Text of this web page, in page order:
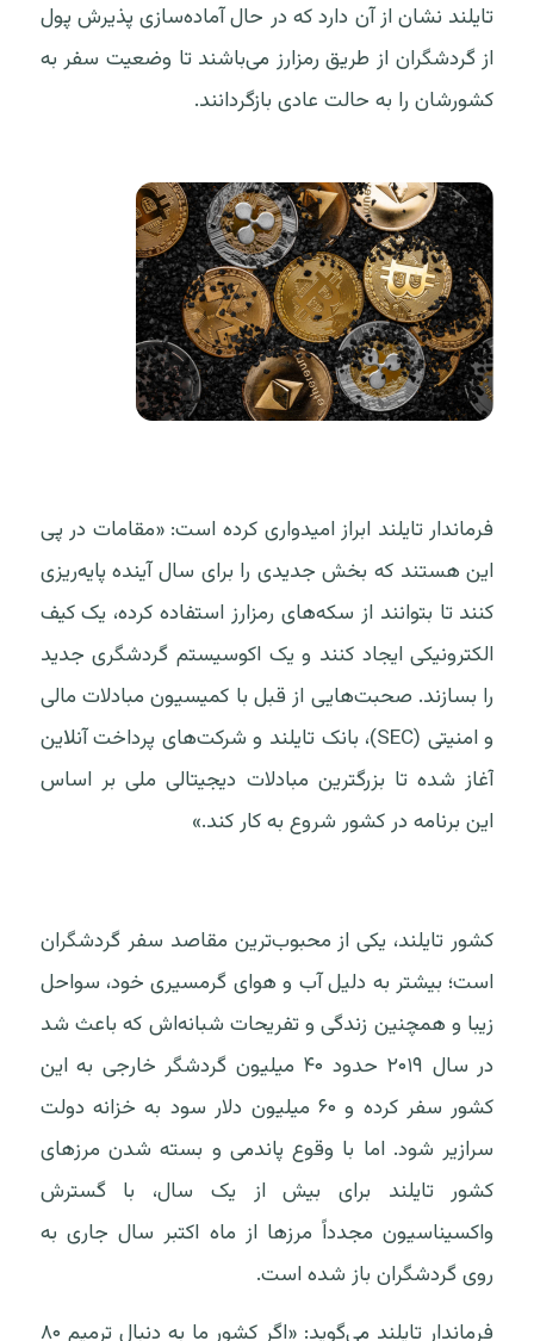
تایلند نشان از آن دارد که در حال آماده‌سازی پذیرش پول
از گردشگران از طریق رمزارز می‌باشند تا وضعیت سفر به
کشورشان را به حالت عادی بازگردانند.
فرماندار تایلند ابراز امیدواری کرده است: «مقامات در پی
این هستند که بخش جدیدی را برای سال آینده پایه‌ریزی
کنند تا بتوانند از سکه‌های رمزارز استفاده کرده، یک کیف
الکترونیکی ایجاد کنند و ‌یک اکوسیستم گردشگری جدید
را بسازند. صحبت‌هایی از قبل با کمیسیون مبادلات مالی
و امنیتی (SEC)، بانک تایلند و شرکت‌های پرداخت آنلاین
آغاز شده تا بزرگترین مبادلات دیجیتالی ملی بر اساس
این برنامه در کشور شروع به کار کند.»
کشور تایلند، یکی از محبوب‌ترین مقاصد سفر گردشگران
است؛ بیشتر به دلیل آب و هوای گرمسیری خود، سواحل
زیبا و همچنین زندگی و تفریحات شبانه‌اش که باعث شد
در سال ۲۰۱۹ حدود ۴۰ میلیون گردشگر خارجی به این
کشور سفر کرده و ۶۰ میلیون دلار سود به خزانه دولت
سرازیر شود. اما با وقوع پاندمی و بسته شدن مرزهای
کشور تایلند برای بیش از یک سال، با گسترش
واکسیناسیون مجدداً مرزها از ماه اکتبر سال جاری به
روی گردشگران باز شده است.
فرماندار تایلند می‌گوید: «اگر کشور ما به دنبال ترمیم ۸۰